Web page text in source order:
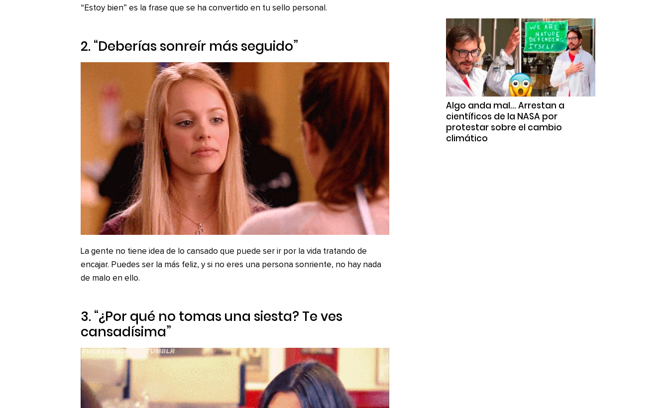
“Estoy bien” es la frase que se ha convertido en tu sello personal.
2. “Deberías sonreír más seguido”
La gente no tiene idea de lo cansado que puede ser ir por la vida tratando de
encajar. Puedes ser la más feliz, y si no eres una persona sonriente, no hay nada
de malo en ello.
3. “¿Por qué no tomas una siesta? Te ves
cansadísima”
Algo anda mal… Arrestan a
científicos de la NASA por
protestar sobre el cambio
climático